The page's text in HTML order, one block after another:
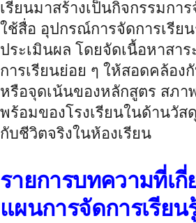
เรียนมาสร้างเป็นกิจกรรมกา
ใช้สื่อ อุปกรณ์การจัดการเรีย
ประเมินผล โดยจัดเนื้อหาสา
การเรียนย่อย ๆ ให้สอดคล้อง
หรือจุดเน้นของหลักสูตร สภา
พร้อมของโรงเรียนในด้านวั
กับชีวิตจริงในห้องเรียน
รายการบทความที่เกี่
แผนการจัดการเรียน